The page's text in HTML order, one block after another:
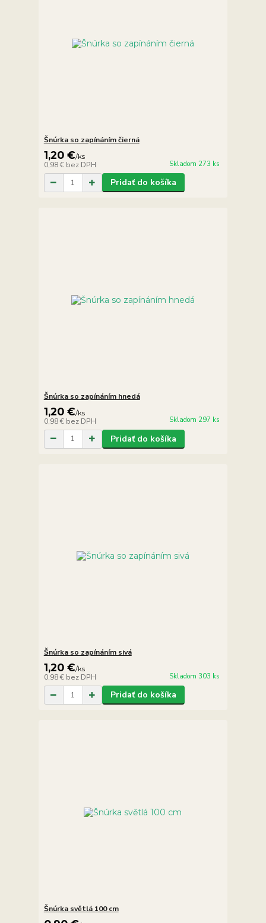
Šnúrka so zapínáním čierná
1,20 €/ks
0,98 € bez DPH Skladom 273 ks
Pridať do košíka
Šnúrka so zapínáním hnedá
1,20 €/ks
0,98 € bez DPH Skladom 297 ks
Pridať do košíka
Šnúrka so zapínáním sivá
1,20 €/ks
0,98 € bez DPH Skladom 303 ks
Pridať do košíka
Šnúrka světlá 100 cm